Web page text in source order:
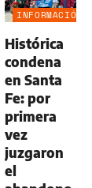
INFORMACIÓN
Histórica
condena
en Santa
Fe: por
primera
vez
juzgaron
el